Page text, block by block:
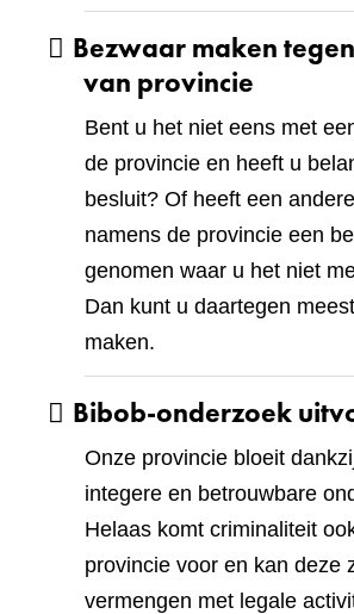
Bezwaar maken
van provincie
Bent u het niet eens met
de provincie en heeft u
besluit? Of heeft een
namens de provincie een
genomen waar u het niet
Dan kunt u daartegen
maken.
Bibob-onderzoek
Onze provincie bloeit
integere en betrouwbare
Helaas komt criminaliteit
provincie voor en kan deze
vermengen met legale